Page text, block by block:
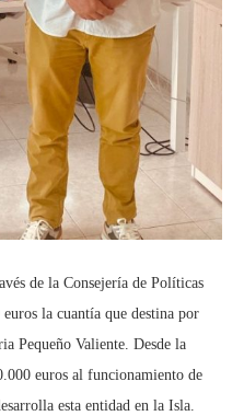
de la Consejería de Políticas
la cuantía que destina por
Pequeño Valiente. Desde la
euros al funcionamiento de
esta entidad en la Isla.